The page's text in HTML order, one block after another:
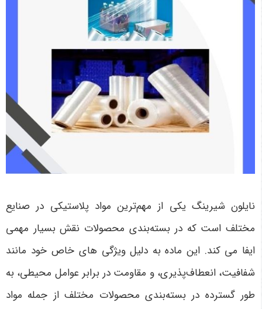
نایلون شیرینگ یکی از مهم‌ترین مواد پلاستیکی در صنایع
مختلف است که در بسته‌بندی محصولات نقش بسیار مهمی
ایفا می کند. این ماده به دلیل ویژگی های خاص خود مانند
شفافیت، انعطاف‌پذیری، و مقاومت در برابر عوامل محیطی، به
طور گسترده در بسته‌بندی محصولات مختلف از جمله مواد